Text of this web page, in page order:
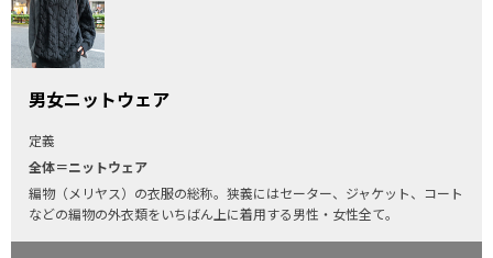
男女ニットウェア
定義
全体＝ニットウェア
編物（メリヤス）の衣服の総称。狭義にはセーター、ジャケット、コート
などの編物の外衣類をいちばん上に着用する男性・女性全て。